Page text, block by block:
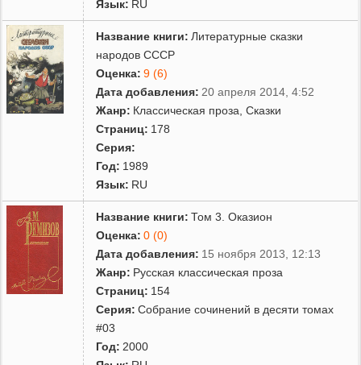
Язык: RU
Название книги: Литературные сказки
народов СССР
Оценка: 9 (6)
Дата добавления: 20 апреля 2014, 4:52
Жанр: Классическая проза ,Сказки
Страниц: 178
Серия:
Год: 1989
Язык: RU
Название книги: Том 3. Оказион
Оценка: 0 (0)
Дата добавления: 15 ноября 2013, 12:13
Жанр: Русская классическая проза
Страниц: 154
Серия: Собрание сочинений в десяти томах
#03
Год: 2000